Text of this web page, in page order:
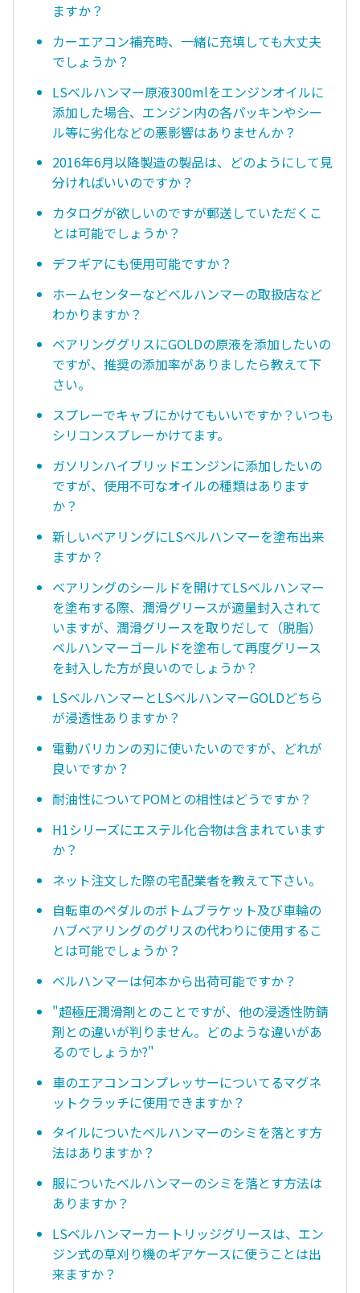
ますか？
カーエアコン補充時、一緒に充填しても大丈夫
でしょうか？
LSベルハンマー原液300mlをエンジンオイルに
添加した場合、エンジン内の各パッキンやシー
ル等に劣化などの悪影響はありませんか？
2016年6月以降製造の製品は、どのようにして見
分ければいいのですか？
カタログが欲しいのですが郵送していただくこ
とは可能でしょうか？
デフギアにも使用可能ですか？
ホームセンターなどベルハンマーの取扱店など
わかりますか？
ベアリンググリスにGOLDの原液を添加したいの
ですが、推奨の添加率がありましたら教えて下
さい。
スプレーでキャブにかけてもいいですか？いつも
シリコンスプレーかけてます。
ガソリンハイブリッドエンジンに添加したいの
ですが、使用不可なオイルの種類はあります
か？
新しいベアリングにLSベルハンマーを塗布出来
ますか？
ベアリングのシールドを開けてLSベルハンマー
を塗布する際、潤滑グリースが適量封入されて
いますが、潤滑グリースを取りだして（脱脂）
ベルハンマーゴールドを塗布して再度グリース
を封入した方が良いのでしょうか？
LSベルハンマーとLSベルハンマーGOLDどちら
が浸透性ありますか？
電動バリカンの刃に使いたいのですが、どれが
良いですか？
耐油性についてPOMとの相性はどうですか？
H1シリーズにエステル化合物は含まれています
か？
ネット注文した際の宅配業者を教えて下さい。
自転車のペダルのボトムブラケット及び車輪の
ハブベアリングのグリスの代わりに使用するこ
とは可能でしょうか？
ベルハンマーは何本から出荷可能ですか？
"超極圧潤滑剤とのことですが、他の浸透性防錆
剤との違いが判りません。どのような違いがあ
るのでしょうか?"
車のエアコンコンプレッサーについてるマグネ
ットクラッチに使用できますか？
タイルについたベルハンマーのシミを落とす方
法はありますか？
服についたベルハンマーのシミを落とす方法は
ありますか？
LSベルハンマーカートリッジグリースは、エン
ジン式の草刈り機のギアケースに使うことは出
来ますか？